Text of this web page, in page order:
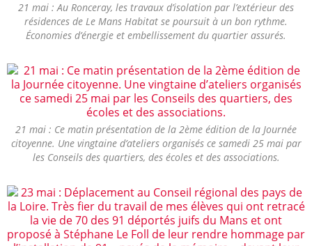
21 mai : Au Ronceray, les travaux d’isolation par l’extérieur des
résidences de Le Mans Habitat se poursuit à un bon rythme.
Économies d’énergie et embellissement du quartier assurés.
21 mai : Ce matin présentation de la 2ème édition de la Journée
citoyenne. Une vingtaine d’ateliers organisés ce samedi 25 mai par
les Conseils des quartiers, des écoles et des associations.